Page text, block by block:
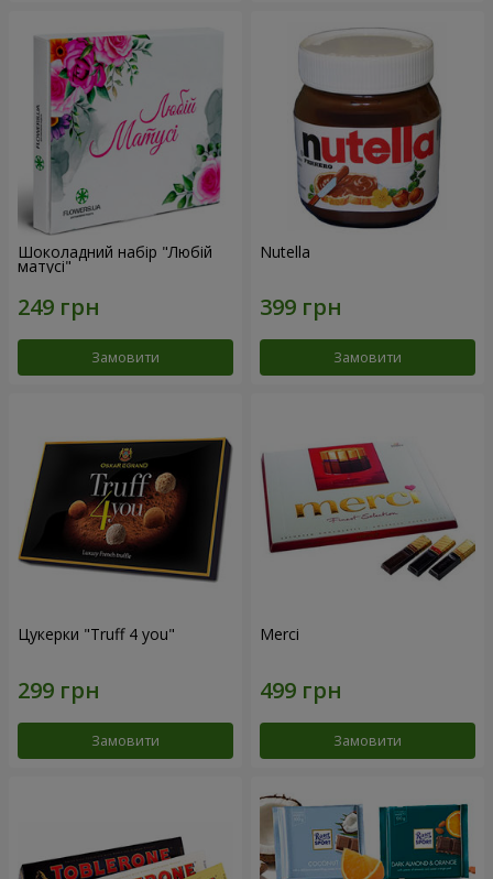
Шоколадний набір "Любій
матусі"
Замовити
Nutella
Замовити
Цукерки "Truff 4 you"
Замовити
Merci
Замовити